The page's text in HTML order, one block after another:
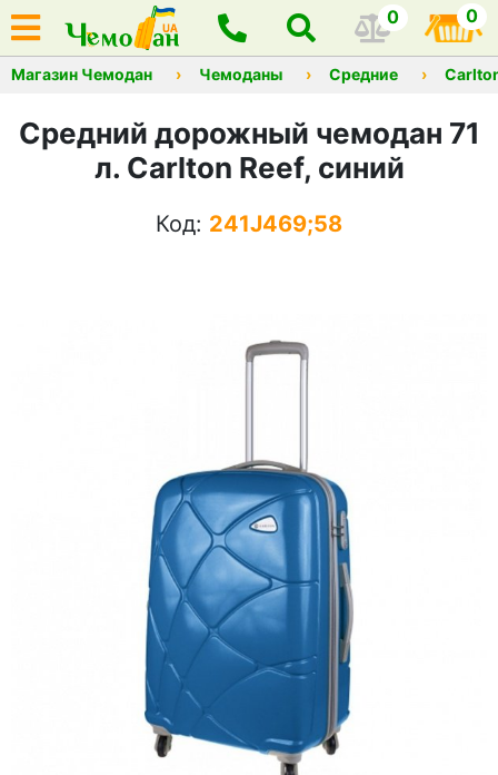
0 0
Магазин Чемодан Чемоданы Средние
Средний дорожный чемодан 71
л. Carlton Reef, синий
Код: 241J469;58